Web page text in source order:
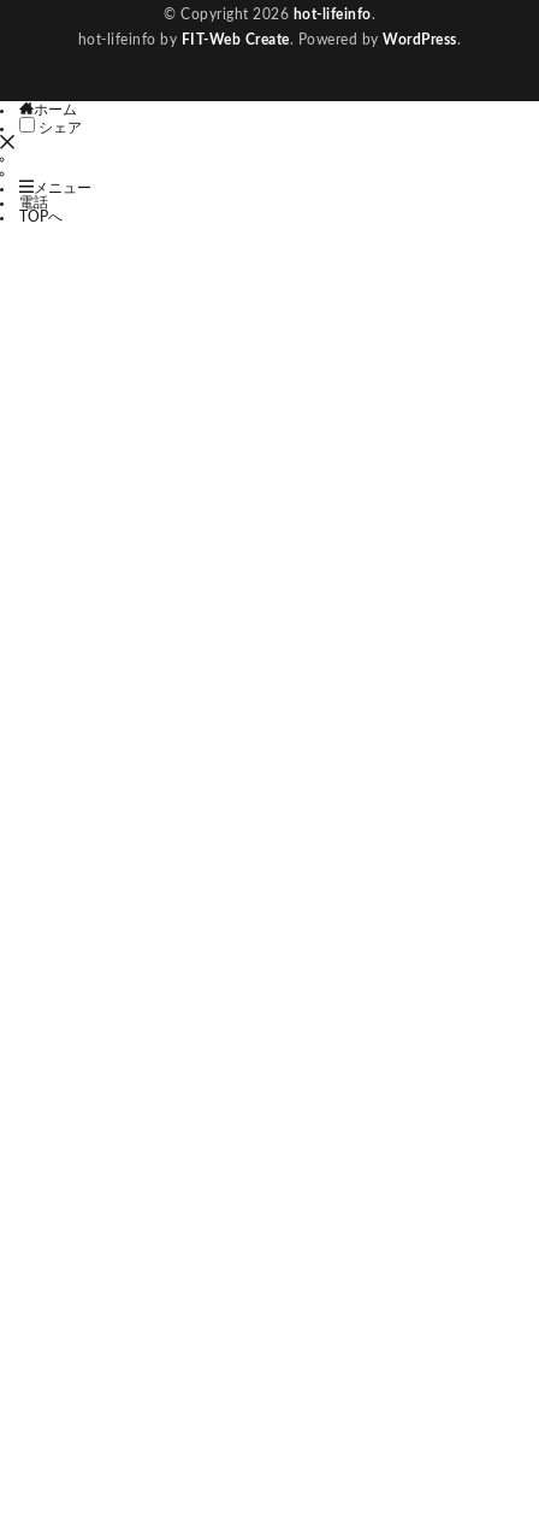
© Copyright 2026 hot-lifeinfo.
hot-lifeinfo by FIT-Web Create. Powered byWordPress.
ホーム
シェア
メニュー
電話
TOPへ